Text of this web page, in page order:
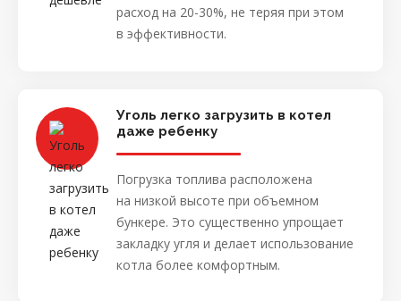
расход на 20-30%, не теряя при этом
в эффективности.
Уголь легко загрузить в котел
даже ребенку
Погрузка топлива расположена
на низкой высоте при объемном
бункере. Это существенно упрощает
закладку угля и делает использование
котла более комфортным.